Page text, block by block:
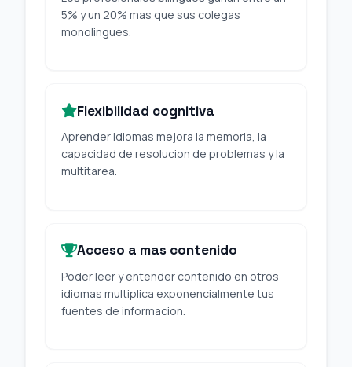
5% y un 20% mas que sus colegas
monolingues.
Flexibilidad cognitiva
Aprender idiomas mejora la memoria, la
capacidad de resolucion de problemas y la
multitarea.
Acceso a mas contenido
Poder leer y entender contenido en otros
idiomas multiplica exponencialmente tus
fuentes de informacion.